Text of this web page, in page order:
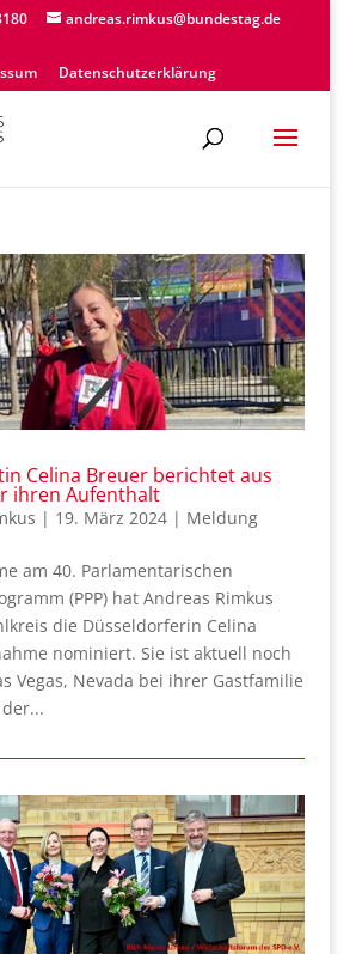
andreas.rimkus@bundestag.de
Datenschutzerklärung
Celina Breuer berichtet aus
ihren Aufenthalt
| 19. März 2024| Meldung
am 40. Parlamentarischen
(PPP) hat Andreas Rimkus
die Düsseldorferin Celina
nominiert. Sie ist aktuell noch
Vegas, Nevada bei ihrer Gastfamilie